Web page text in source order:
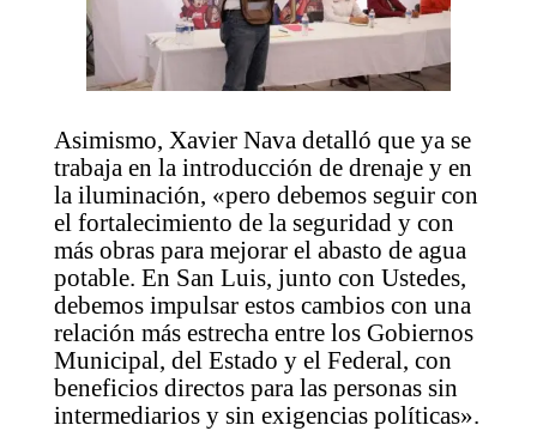
Asimismo, Xavier Nava detalló que ya se
trabaja en la introducción de drenaje y en
la iluminación, «pero debemos seguir con
el fortalecimiento de la seguridad y con
más obras para mejorar el abasto de agua
potable. En San Luis, junto con Ustedes,
debemos impulsar estos cambios con una
relación más estrecha entre los Gobiernos
Municipal, del Estado y el Federal, con
beneficios directos para las personas sin
intermediarios y sin exigencias políticas».